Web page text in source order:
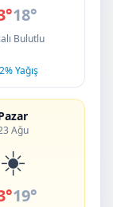
18°
Bulutlu
Yağış
Ağu
☀️
19°